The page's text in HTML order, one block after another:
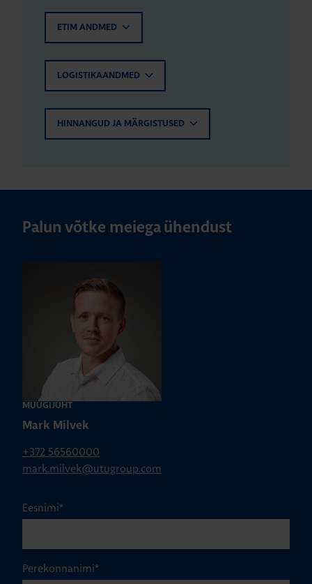
ETIM ANDMED
LOGISTIKAANDMED
HINNANGUD JA MÄRGISTUSED
Palun võtke meiega ühendust
MÜÜGIJUHT
Mark Milvek
+372 56560000
mark.milvek@utugroup.com
Eesnimi*
Perekonnanimi*